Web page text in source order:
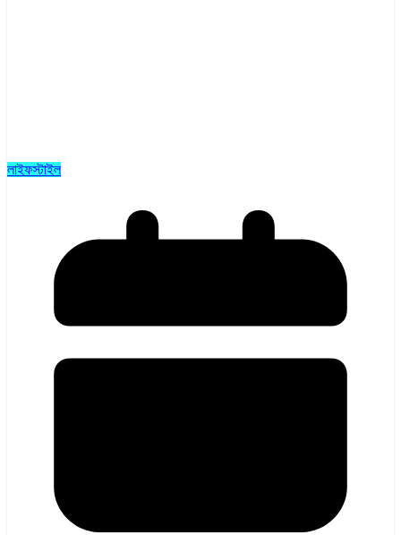
লাইফস্টাইল